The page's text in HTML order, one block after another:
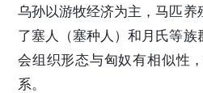
乌孙以游牧经济为主，马匹
了塞人（塞种人）和月氏等
会组织形态与匈奴有相似性
系。 ‌‌